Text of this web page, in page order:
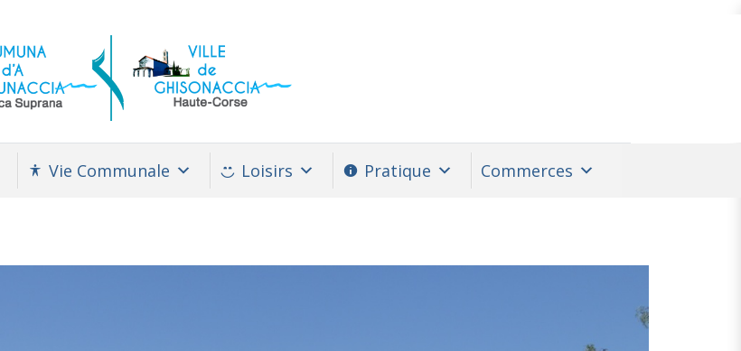
Vie Communale Loisirs Pratique Commerces